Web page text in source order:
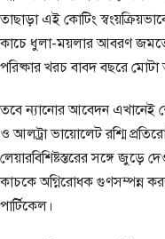
তাছাড়া এই কোটিং
কাচে ধুলা-ময়লার আবরণ
পরিষ্কার খরচ বাবদ বছরে মোটা
তবে ন্যানোর আবেদন এখানেই
ও আলট্রা ভায়োলেট রশ্মি
লেয়ারবিশিষ্টস্তরের সঙ্গে জুড়ে
কাচকে অগ্নিরোধক গুণসম্পন্ন
পার্টিকেল।